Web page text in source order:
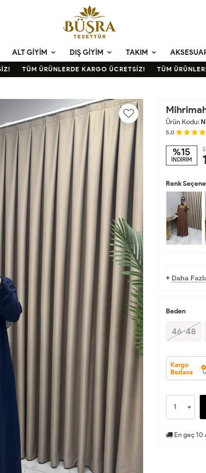
ALT GIYIM DIŞ GIYIM TAKIM
TÜM ÜRÜNLERDE KARGO ÜCRETSİZ! TÜM
Ürün Kodu:
5.0
%15
İNDİRİM
Renk
+ Daha
Beden
46-48
En geç 10